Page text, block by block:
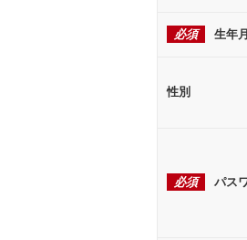
必須 生年
性別
必須 パス